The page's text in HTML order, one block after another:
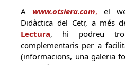
A www.otsiera.com, el
Didàctica del Cetr, a més
Lectura, hi podreu
complementaris per a
(informacions, una galeria